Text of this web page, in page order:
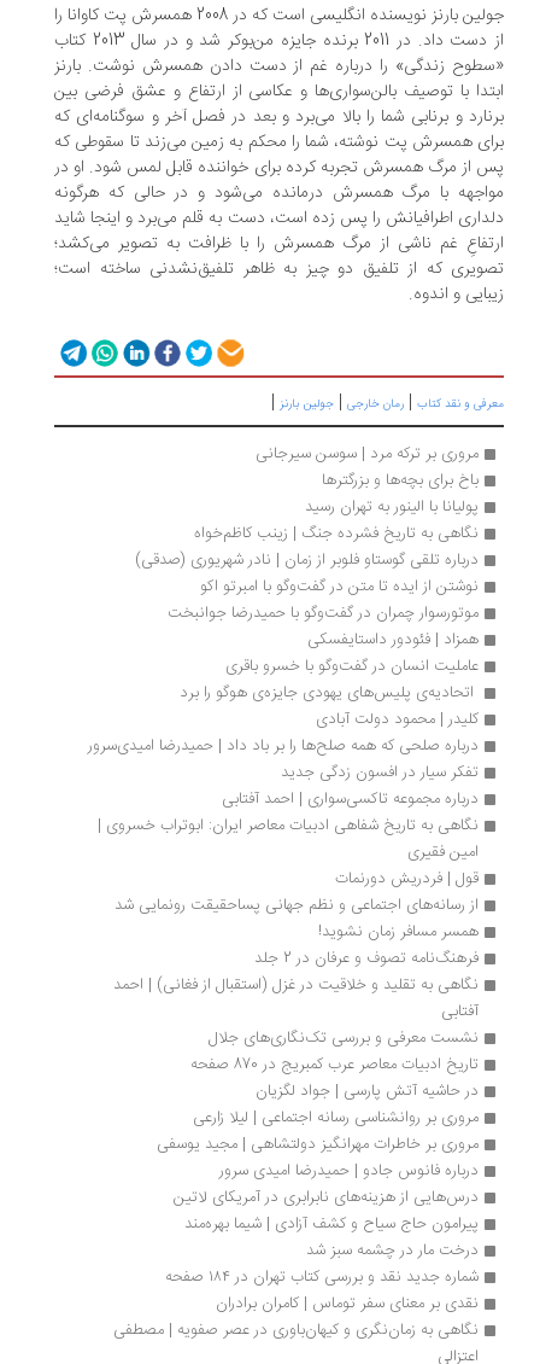
جولین بارنز نویسنده انگلیسی است که در 2008 همسرش پت کاوانا را
از دست داد. در 2011 برنده جایزه من‌بوکر شد و در سال 2013 کتاب
زندگی» را درباره غم از دست دادن همسرش نوشت. بارنز
با توصیف بالن‌سواری‌ها و عکاسی از ارتفاع و عشق فرضی بین
و برنابی شما را بالا می‌برد و بعد در فصل آخر و سوگنامه‌ای که
همسرش پت نوشته، شما را محکم به زمین می‌زند تا سقوطی که
از مرگ همسرش تجربه کرده برای خواننده قابل لمس شود. او در
با مرگ همسرش درمانده می‌شود و در حالی که هرگونه
اطرافیانش را پس زده است، دست به قلم می‌برد و اینجا شاید
غم ناشی از مرگ همسرش را با ظرافت به تصویر می‌کشد؛
که از تلفیق دو چیز به ظاهر تلفیق‌نشدنی‌ ساخته است؛
و اندوه.
و نقد کتاب|رمان خارجی|جولین بارنز|
مروری بر ترکه مرد | سوسن سیرجانی
باخ برای بچه‌ها و بزرگترها
پولیانا با الینور به تهران رسید
نگاهی به تاریخ فشرده جنگ | زینب کاظم‌خواه
درباره تلقی گوستاو فلوبر از زمان | نادر شهریوری (صدقی)
نوشتن از ایده تا متن در گفت‌وگو با امبرتو اکو
موتورسوار چمران در گفت‌وگو با حمیدرضا جوانبخت
همزاد | فئودور داستایفسکی
عاملیت انسان در گفت‌وگو با خسرو باقری
اتحادیه‌ی پلیس‌های یهودی جایزه‌ی هوگو را برد
کلیدر | محمود دولت آبادی
درباره صلحی که همه صلح‌ها را بر باد داد | حمیدرضا امیدی‌سرور
تفکر سیار در افسون زدگی جدید
درباره مجموعه تاکسی‌سواری | احمد آفتابی
نگاهی به تاریخ شفاهی ادبیات معاصر ایران: ابوتراب خسروی |
امین فقیری
قول | فردریش دورنمات
از رسانه‌های اجتماعی و نظم جهانی پساحقیقت رونمایی شد
همسر مسافر زمان نشوید!
فرهنگ‌نامه تصوف و عرفان در 2 جلد
نشست معرفی و بررسی تک‌نگاری‌های جلال
تاریخ ادبیات معاصر عرب کمبریج در 870 صفحه
در حاشیه آتش پارسی | جواد لگزیان
مروری بر روانشناسی رسانه اجتماعی | لیلا زارعی
مروری بر خاطرات مهرانگیز دولتشاهی | مجید یوسفی
درباره فانوس جادو | حمیدرضا امیدی سرور
درس‌هایی از هزینه‌های نابرابری در آمریکای لاتین
پیرامون حاج سیاح و کشف آزادی | شیما بهره‌مند
درخت مار در چشمه سبز شد
شماره جدید نقد و بررسی کتاب تهران در ۱۸۴ صفحه
نقدی بر معنای سفر توماس | کامران برادران
نگاهی به زمان‌نگری و کیهان‌باوری در عصر صفویه | مصطفی